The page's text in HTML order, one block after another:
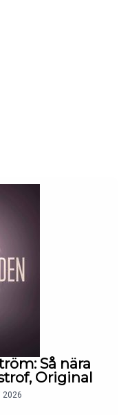
med ett pris. Trots
polisens radar, levde
Vändpunkten kom
här livet får inte gå i
långt från den
sin självbiografi
använder
och för att
den kriminella
om överlevnad,
Så nära
Original
2026